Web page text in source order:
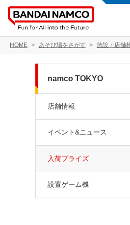
HOME あそび場をさがす 施設・店舗
namco TOKYO
店舗情報
イベント&ニュース
入荷プライズ
設置ゲーム機